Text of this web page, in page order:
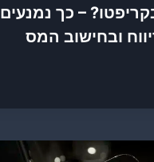
– כך נמנעים
ובחישוב המס